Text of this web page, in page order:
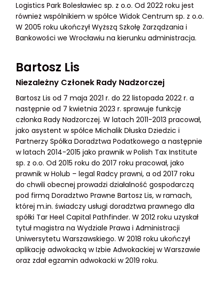
Logistics Park Bolesławiec sp. z o.o. Od 2022 roku jest
również wspólnikiem w spółce Widok Centrum sp. z o.o.
W 2005 roku ukończył Wyższą Szkołę Zarządzania i
Bankowości we Wrocławiu na kierunku administracja.
Bartosz Lis
Niezależny Członek Rady Nadzorczej
Bartosz Lis od 7 maja 2021 r. do 22 listopada 2022 r. a
następnie od 7 kwietnia 2023 r. sprawuje funkcję
członka Rady Nadzorczej. W latach 2011-2013 pracował,
jako asystent w spółce Michalik Dłuska Dziedzic i
Partnerzy Spółka Doradztwa Podatkowego a następnie
w latach 2014-2015 jako prawnik w Polish Tax Institute
sp. z o.o. Od 2015 roku do 2017 roku pracował, jako
prawnik w Holub – legal Radcy prawni, a od 2017 roku
do chwili obecnej prowadzi działalność gospodarczą
pod firmą Doradztwo Prawne Bartosz Lis, w ramach,
której m.in. świadczy usługi doradztwa prawnego dla
spółki Tar Heel Capital Pathfinder. W 2012 roku uzyskał
tytuł magistra na Wydziale Prawa i Administracji
Uniwersytetu Warszawskiego. W 2018 roku ukończył
aplikację adwokacką w Izbie Adwokackiej w Warszawie
oraz zdał egzamin adwokacki w 2019 roku.